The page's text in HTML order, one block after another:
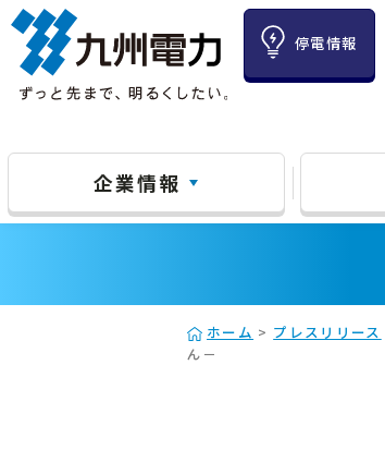
停電情報
企業情報
ホーム > プレスリリース
ん－